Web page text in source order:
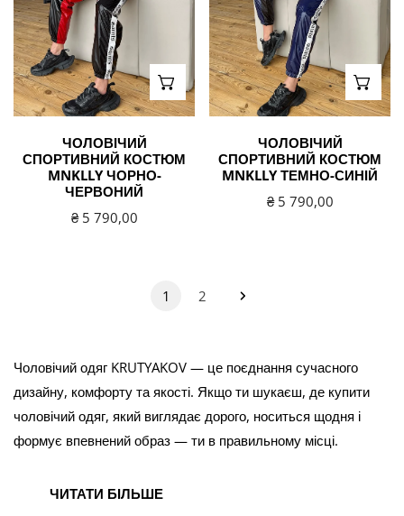
ВИБЕРІТЬ ВАРІАНТИ
ЧОЛОВІЧИЙ
СПОРТИВНИЙ КОСТЮМ
MNKLLY ЧОРНО-
ЧЕРВОНИЙ
Звичайна
₴ 5 790,00
ЧОЛОВІЧИЙ
СПОРТИВНИЙ КОСТЮМ
MNKLLY ТЕМНО-СИНІЙ
Звичайна
₴ 5 790,00
1 2
Чоловічий одяг KRUTYAKOV — це поєднання сучасного
дизайну, комфорту та якості. Якщо ти шукаєш, де купити
чоловічий одяг, який виглядає дорого, носиться щодня і
формує впевнений образ — ти в правильному місці.
від базових речей до готових образів на кожен день,
ЧИТАТИ БІЛЬШЕ